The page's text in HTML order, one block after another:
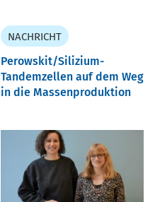
NACHRICHT
Perowskit/Silizium-
Tandemzellen auf dem Weg
in die Massenproduktion